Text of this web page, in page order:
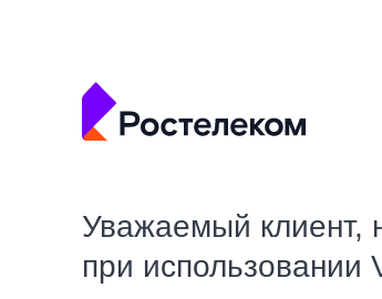
Уважаемый клиент,
при использовании